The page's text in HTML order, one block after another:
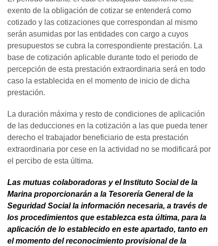
exento de la obligación de cotizar se entenderá como
cotizado y las cotizaciones que correspondan al mismo
serán asumidas por las entidades con cargo a cuyos
presupuestos se cubra la correspondiente prestación. La
base de cotización aplicable durante todo el periodo de
percepción de esta prestación extraordinaria será en todo
caso la establecida en el momento de inicio de dicha
prestación.
La duración máxima y resto de condiciones de aplicación
de las deducciones en la cotización a las que pueda tener
derecho el trabajador beneficiario de esta prestación
extraordinaria por cese en la actividad no se modificará por
el percibo de esta última.
Las mutuas colaboradoras y el Instituto Social de la
Marina proporcionarán a la Tesorería General de la
Seguridad Social la información necesaria, a través de
los procedimientos que establezca esta última, para la
aplicación de lo establecido en este apartado, tanto en
el momento del reconocimiento provisional de la